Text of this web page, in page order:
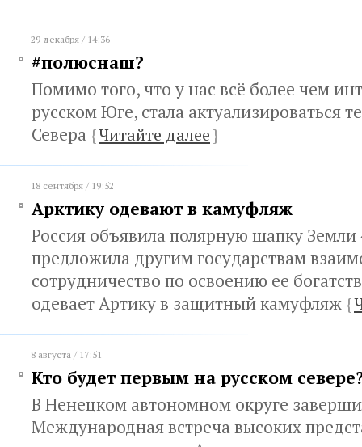
29 декабря / 14:36
#полюснаш?
Помимо того, что у нас всё более чем
русском Юге, стала актуализироваться
Севера {Читайте далее}
18 сентября / 19:52
Арктику одевают в камуфляж
Россия объявила полярную шапку Земли
предложила другим государствам
сотрудничество по освоению ее
одевает Артику в защитный камуфляж {
8 августа / 17:51
Кто будет первым на русском
В Ненецком автономном округе
Международная встреча высоких